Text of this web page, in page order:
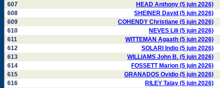
607
HEAD Anthony (5 juin 2026)
608
SHEINER David (5 juin 2026)
609
COHENDY Christiane (5 juin 2026)
610
NEVES Lili (5 juin 2026)
611
WITTEMAN Agaath (5 juin 2026)
612
SOLARI Indio (5 juin 2026)
613
WILLIAMS John B. (5 juin 2026)
614
FOSSETT Marion (5 juin 2026)
615
GRANADOS Ovidio (5 juin 2026)
616
RILEY Talay (5 juin 2026)